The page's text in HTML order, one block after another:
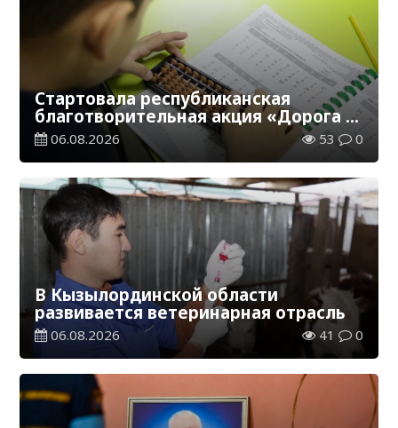
Стартовала республиканская
благотворительная акция «Дорога в
школу»
06.08.2026 53 0
В Кызылординской области
развивается ветеринарная отрасль
06.08.2026 41 0